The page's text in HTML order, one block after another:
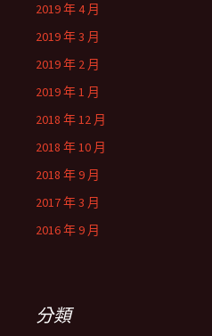
2019 年 4 月
2019 年 3 月
2019 年 2 月
2019 年 1 月
2018 年 12 月
2018 年 10 月
2018 年 9 月
2017 年 3 月
2016 年 9 月
分類